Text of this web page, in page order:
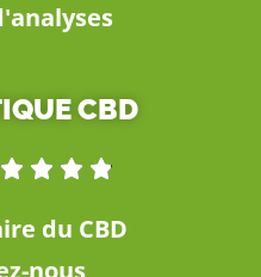
CBD
   
du CBD